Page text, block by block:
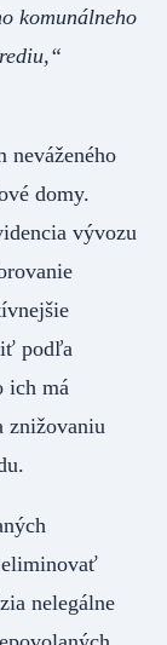
komunálneho
neváženého
domy.
vývozu
podľa
ich má
znižovaniu
nelegálne